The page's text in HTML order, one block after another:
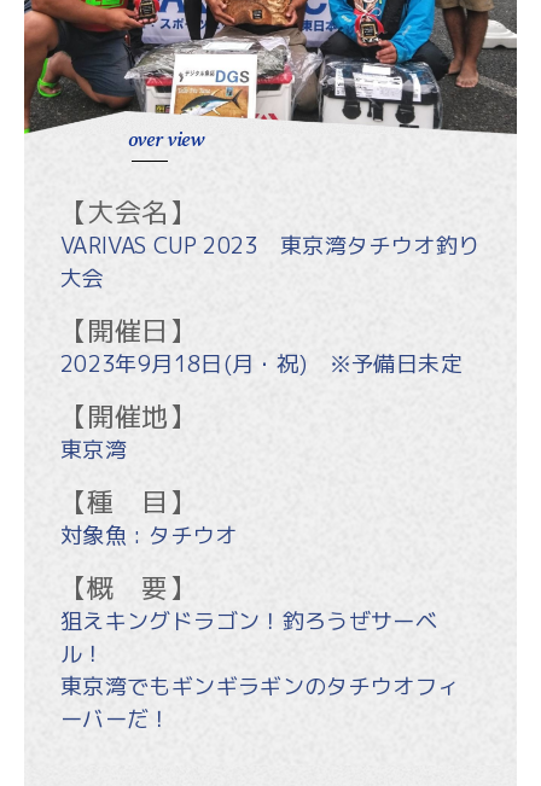
over view
【大会名】
VARIVAS CUP 2023 東京湾タチウオ釣り
大会
【開催日】
2023年9月18日(月・祝) ※予備日未定
【開催地】
東京湾
【種 目】
対象魚 : タチウオ
【概 要】
狙えキングドラゴン！釣ろうぜサーベ
ル！
東京湾でもギンギラギンのタチウオフィ
ーバーだ！